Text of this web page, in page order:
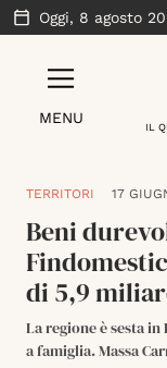
Oggi, 8 agosto
MENU
IL
TERRITORI 17
Beni
di 5,9
La regione è sesta
a famiglia. Massa